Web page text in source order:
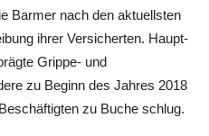
Barmer nach den aktuellsten
ihrer Versicherten. Haupt-
Grippe- und
zu Beginn des Jahres 2018
zu Buche schlug.